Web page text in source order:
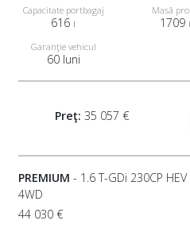
Capacitate portbagaj
616 l
Masă
1709
Garanţie vehicul
60 luni
Preţ: 35 057 €
PREMIUM - 1.6 T-GDi 230CP HEV
4WD
44 030 €